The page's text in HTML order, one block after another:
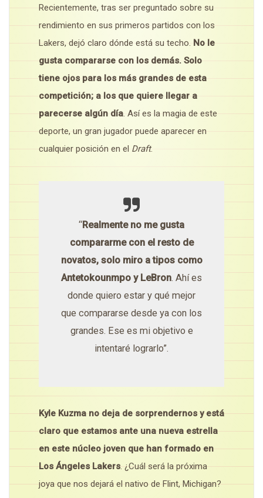
Recientemente, tras ser preguntado sobre su
rendimiento en sus primeros partidos con los
Lakers, dejó claro dónde está su techo. No le
gusta compararse con los demás. Solo
tiene ojos para los más grandes de esta
competición; a los que quiere llegar a
parecerse algún día. Así es la magia de este
deporte, un gran jugador puede aparecer en
cualquier posición en el Draft.
“Realmente no me gusta
compararme con el resto de
novatos, solo miro a tipos como
Antetokounmpo y LeBron. Ahí es
donde quiero estar y qué mejor
que compararse desde ya con los
grandes. Ese es mi objetivo e
intentaré lograrlo”.
Kyle Kuzma no deja de sorprendernos y está
claro que estamos ante una nueva estrella
en este núcleo joven que han formado en
Los Ángeles Lakers. ¿Cuál será la próxima
joya que nos dejará el nativo de Flint, Michigan?